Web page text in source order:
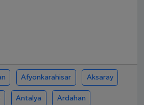
Afyonkarahisar Aksaray
Antalya Ardahan